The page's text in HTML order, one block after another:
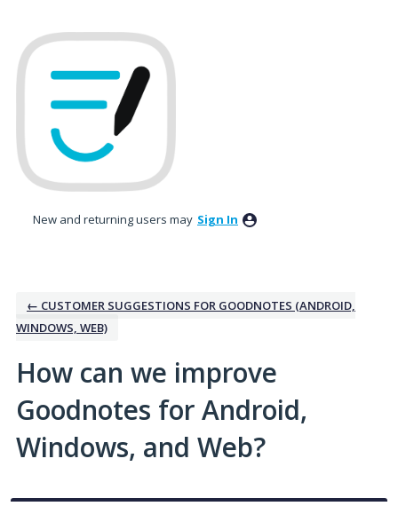
to
content
New and returning users may Sign In
← CUSTOMER SUGGESTIONS FOR GOODNOTES (ANDROID,
WINDOWS, WEB)
How can we improve
Goodnotes for Android,
Windows, and Web?